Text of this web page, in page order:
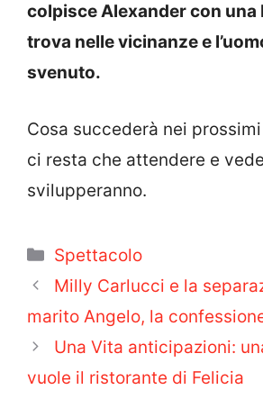
colpisce Alexander con
trova nelle vicinanze e
svenuto.
Cosa succederà nei
ci resta che attendere e
svilupperanno.
Categorie
Spettacolo
Milly Carlucci e la
marito Angelo, la
Una Vita anticipazioni:
vuole il ristorante di Felicia